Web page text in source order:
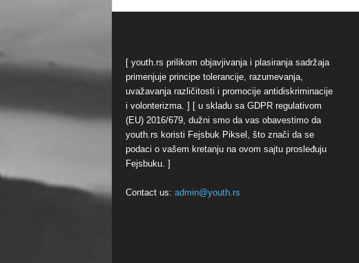
[ youth.rs prilikom objavjivanja i plasiranja sadržaja
primenjuje principe tolerancije, razumevanja,
uvažavanja različitosti i promocije antidiskriminacije
i volonterizma. ] [ u skladu sa GDPR regulativom
(EU) 2016/679, dužni smo da vas obavestimo da
youth.rs koristi Fejsbuk Piksel, što znači da se
podaci o vašem kretanju na ovom sajtu prosleđuju
Fejsbuku. ]
Contact us: admin@youth.rs